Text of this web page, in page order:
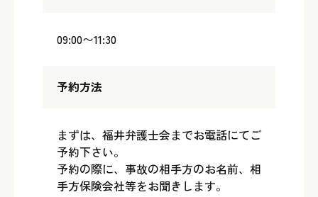
09:00〜11:30
予約方法
まずは、福井弁護士会までお電話にてご
予約下さい。
予約の際に、事故の相手方のお名前、相
手方保険会社等をお聞きします。